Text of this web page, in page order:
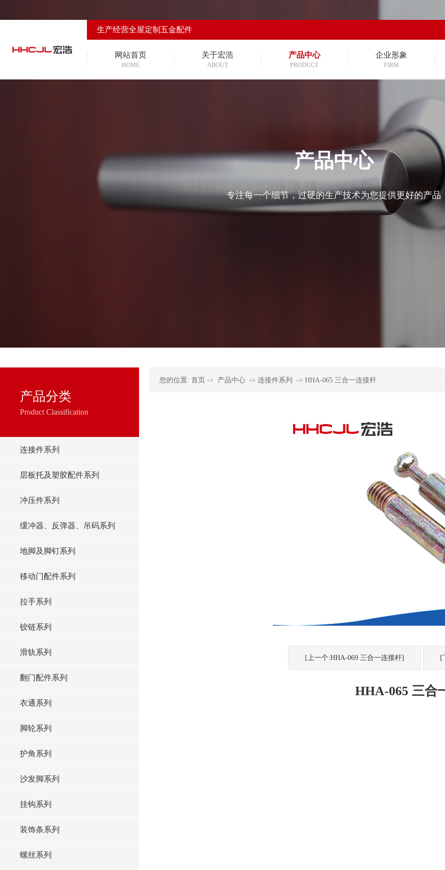
生产经营全屋定制五金配件
网站首页
HOME
关于宏浩
ABOUT
产品中心
PRODUCT
企业形象
FIRM
产品中心
专注每一个细节，过硬的生产技术为您提供更好的产品
产品分类
Product Classification
连接件系列
层板托及塑胶配件系列
冲压件系列
缓冲器、反弹器、吊码系列
地脚及脚钉系列
移动门配件系列
拉手系列
铰链系列
滑轨系列
翻门配件系列
衣通系列
脚轮系列
护角系列
沙发脚系列
挂钩系列
装饰条系列
螺丝系列
您的位置: 首页 -> 产品中心 -> 连接件系列 -> HHA-065 三合一连接杆
[上一个:HHA-069 三合一连接杆] [
HHA-065 三合